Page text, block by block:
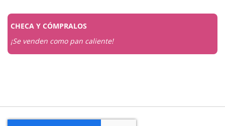
CHECA Y CÓMPRALOS
¡Se venden como pan caliente!